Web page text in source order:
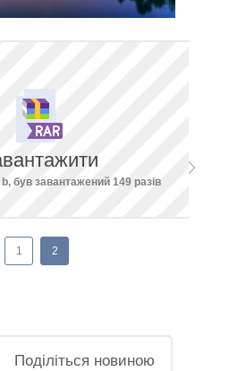
b, був завантажений 149 разів
1 2
Поділіться новиною